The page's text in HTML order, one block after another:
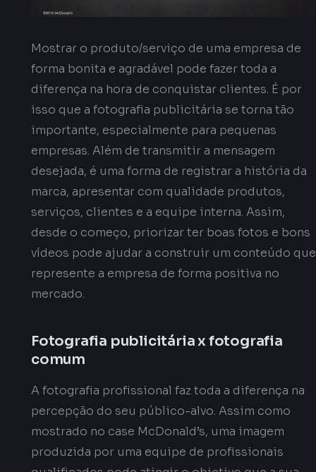
Mostrar o produto/serviço de uma empresa de
forma bonita e agradável pode fazer toda a
diferença na hora de conquistar clientes. É por
isso que a fotografia publicitária se torna tão
importante, especialmente para pequenas
empresas. Além de transmitir a mensagem
desejada, é uma forma de registrar a história da
marca, apresentar com qualidade produtos,
serviços, clientes e a equipe interna. Assim,
desde o começo, priorizar ter boas fotos e bons
vídeos pode ajudar a construir um conteúdo que
represente a empresa de forma positiva no
mercado.
Fotografia publicitária x fotografia
comum
A fotografia profissional faz toda a diferença na
percepção do seu público-alvo. Assim como
mostrado no case McDonald’s, uma imagem
produzida por uma equipe de profissionais